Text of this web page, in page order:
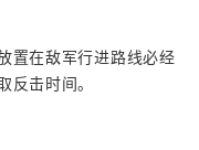
置在敌军行进路线必经
击时间。